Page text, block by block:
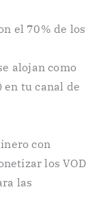
el 70% de los
alojan como
en tu canal de
con
los VOD
las